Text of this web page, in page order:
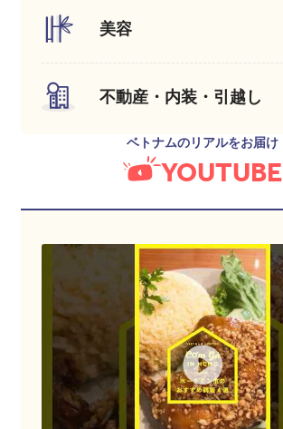
美容
不動産・内装・引越し
ベトナムのリアルをお届け
YOUTUBE